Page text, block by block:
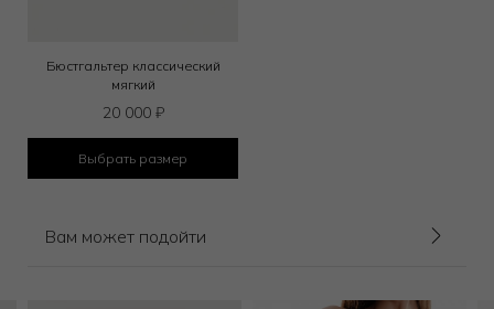
Бюстгальтер классический
мягкий
20 000 ₽
Выбрать размер
Вам может подойти